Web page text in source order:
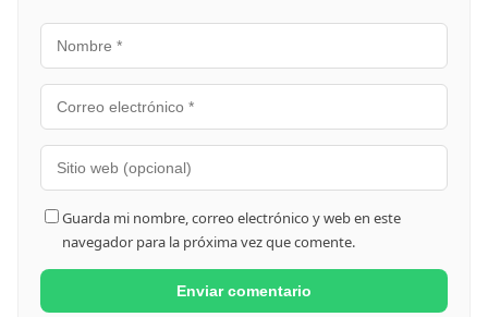
Guarda mi nombre, correo electrónico y web en este
navegador para la próxima vez que comente.